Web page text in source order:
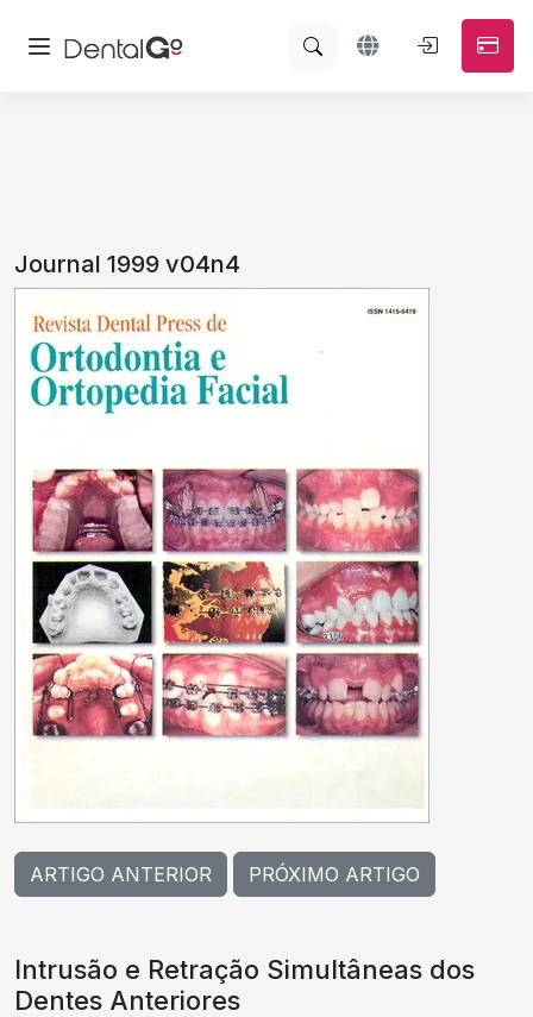
Journal 1999 v04n4
ARTIGO ANTERIOR PRÓXIMO ARTIGO
Intrusão e Retração Simultâneas dos
Dentes Anteriores